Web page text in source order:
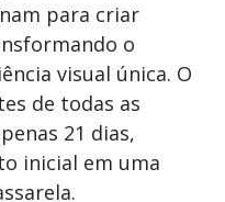
para criar
o
visual única. O
de todas as
21 dias,
inicial em uma